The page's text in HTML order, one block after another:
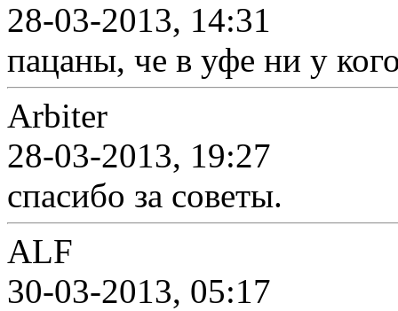
28-03-2013, 14:31
пацаны, че в уфе ни у
Arbiter
28-03-2013, 19:27
спасибо за советы.
ALF
30-03-2013, 05:17